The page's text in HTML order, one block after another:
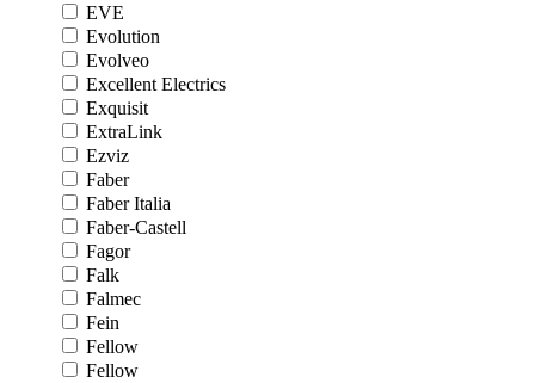
EVE
Evolution
Evolveo
Excellent Electrics
Exquisit
ExtraLink
Ezviz
Faber
Faber Italia
Faber-Castell
Fagor
Falk
Falmec
Fein
Fellow
Fellow